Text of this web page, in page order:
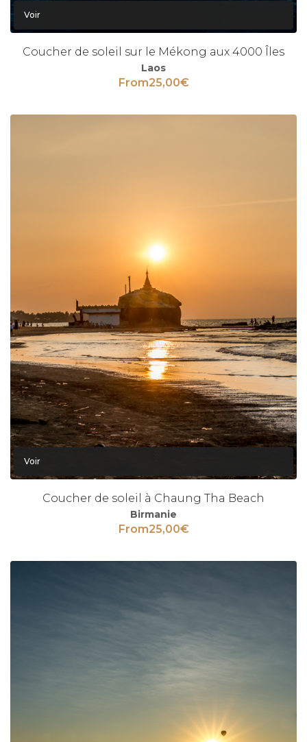
Voir
Coucher de soleil sur le Mékong aux 4000 Îles
Laos
From25,00€
Voir
Coucher de soleil à Chaung Tha Beach
Birmanie
From25,00€